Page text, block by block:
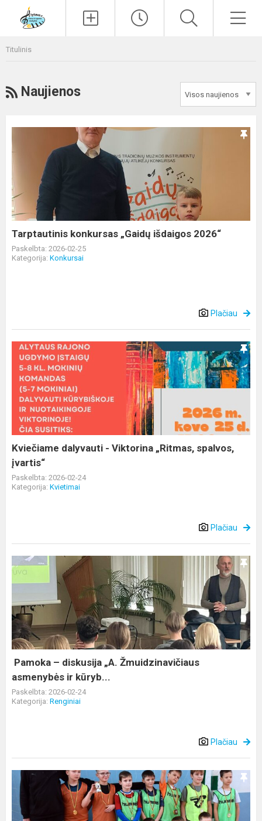
Titulinis
RSS
Naujienos
konkursas
išdaigos
2026“
Tarptautinis konkursas „Gaidų išdaigos 2026“
Paskelbta: 2026-02-25
Kategorija: Konkursai
Plačiau
Kviečiame
dalyvauti
Viktorina
„Ritmas,
spalvos,
įvartis“
Kviečiame dalyvauti - Viktorina „Ritmas, spalvos,
įvartis“
Paskelbta: 2026-02-24
Kategorija: Kvietimai
Plačiau
Pamoka
–
„A.
Žmuidzinavičiaus
asmenybės
ir
kūryb...
Pamoka – diskusija „A. Žmuidzinavičiaus
asmenybės ir kūryb...
Paskelbta: 2026-02-24
Kategorija: Renginiai
Plačiau
Futboliuko
2x2
turnyras
skirtas